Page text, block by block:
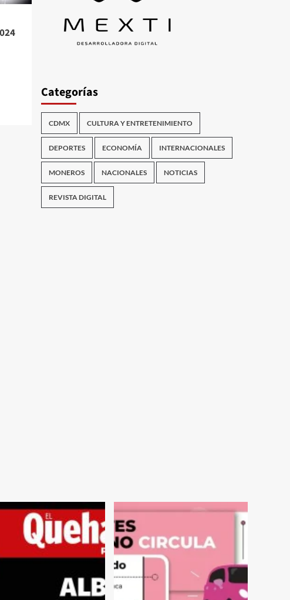
Categorías
CDMX CULTURA Y ENTRETENIMIENTO
DEPORTES ECONOMÍA INTERNACIONALES
MONEROS NACIONALES NOTICIAS
REVISTA DIGITAL